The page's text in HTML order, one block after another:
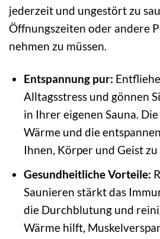
jederzeit und ungestört zu
Öffnungszeiten oder andere
nehmen zu müssen.
Entspannung pur:
Alltagsstress und gönnen
in Ihrer eigenen Sauna.
Wärme und die
Ihnen, Körper und Geist
Gesundheitliche Vorteile:
Saunieren stärkt das
die Durchblutung und
Wärme hilft,